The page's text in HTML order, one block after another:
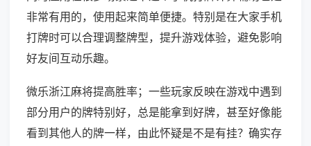
非常有用的，使用起来简单便捷。特别是在大家手机
打牌时可以合理调整牌型，提升游戏体验，避免影响
好友间互动乐趣。
微乐浙江麻将提高胜率；一些玩家反映在游戏中遇到
部分用户的牌特别好，总是能拿到好牌，甚至好像能
看到其他人的牌一样，由此怀疑是不是有挂？确实存